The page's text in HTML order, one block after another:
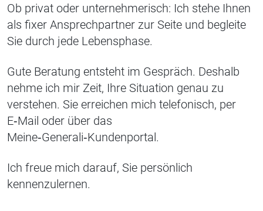
Ob privat oder unternehmerisch: Ich stehe Ihnen
als fixer Ansprechpartner zur Seite und begleite
Sie durch jede Lebensphase.
Gute Beratung entsteht im Gespräch. Deshalb
nehme ich mir Zeit, Ihre Situation genau zu
verstehen. Sie erreichen mich telefonisch, per
E‑Mail oder über das
Meine‑Generali‑Kundenportal.
Ich freue mich darauf, Sie persönlich
kennenzulernen.